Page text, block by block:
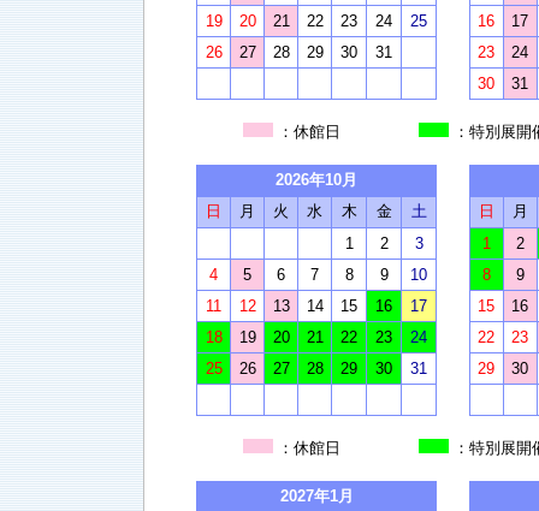
19
20 21 22 23 24
25
26
27 28 29 30 31
16
17
23
24
30
31
：休館日 ：特
2026年10月
日
月 火 水 木 金
土
1
2
3
4
5 6 7 8 9
10
11
12 13 14 15 16
17
18
19 20 21 22 23
24
25
26 27 28 29 30 31
日
月
1
2
8
9
15
16
22
23
29
30
：休館日 ：特
2027年1月